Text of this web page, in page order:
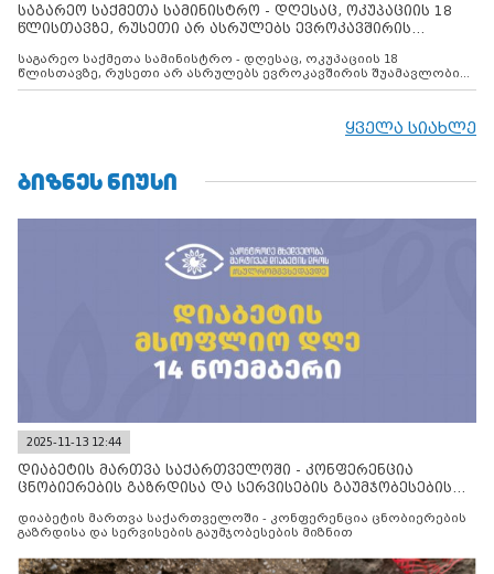
საგარეო საქმეთა სამინისტრო - დღესაც, ოკუპაციის 18
წლისთავზე, რუსეთი არ ასრულებს ევროკავშირის
საგარეო საქმეთა სამინისტრო - დღესაც, ოკუპაციის 18
წლისთავზე, რუსეთი არ ასრულებს ევროკავშირის შუამავლობით
დადებულ 2008 წლის 12 აგვისტოს ცეცხლის შეწყვეტის
მილიტარიზაციის პროცესს და აქტიურად დგამს ნაბიჯებს მათი
ყველა სიახლე
ᲑᲘᲖᲜᲔᲡ ᲜᲘᲣᲡᲘ
2025-11-13 12:44
დიაბეტის მართვა საქართველოში - კონფერენცია
ცნობიერების გაზრდისა და სერვისების გაუმჯობესების
დიაბეტის მართვა საქართველოში - კონფერენცია ცნობიერების
გაზრდისა და სერვისების გაუმჯობესების მიზნით